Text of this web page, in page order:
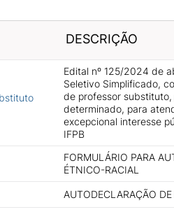
DESCRIÇÃO
Edital nº 125/2024 de
Seletivo Simplificado,
de professor
determinado, para
excepcional interesse
IFPB
FORMULÁRIO PARA
ÉTNICO-RACIAL
AUTODECLARAÇÃO